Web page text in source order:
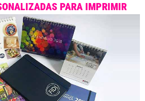
PARA IMPRIMIR